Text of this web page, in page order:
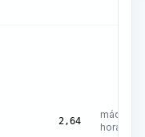
2,64
máquina-
hora